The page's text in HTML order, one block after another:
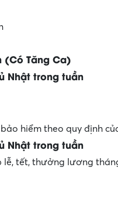
(Có Tăng Ca)
Nhật trong tuần
hiểm theo quy định
Nhật trong tuần
lễ, tết, thưởng lương